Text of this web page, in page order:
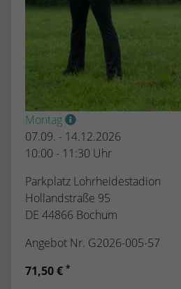
Montag
07.09. - 14.12.2026
10:00 - 11:30 Uhr
Parkplatz Lohrheidestadion
Hollandstraße 95
DE 44866 Bochum
Angebot Nr. G2026-005-57
71,50 € *